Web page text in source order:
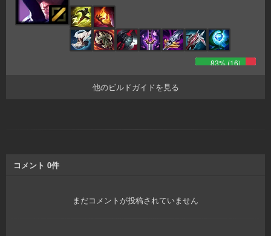
83% (16)
他のビルドガイドを見る
コメント 0件
まだコメントが投稿されていません